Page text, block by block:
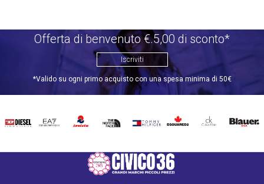
Offerta di benvenuto €.5,00 di sconto*
Iscriviti
*Valido su ogni primo acquisto con una spesa minima di 50€
DIESEL EA7 INVICTATHE
TOMMY
DSQUARED2
CALVIN BLAUER